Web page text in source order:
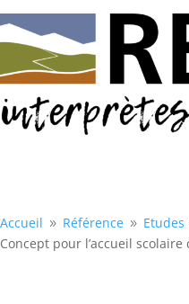
Accueil 9 Référence 9 Etudes
Concept pour l’accueil scolaire